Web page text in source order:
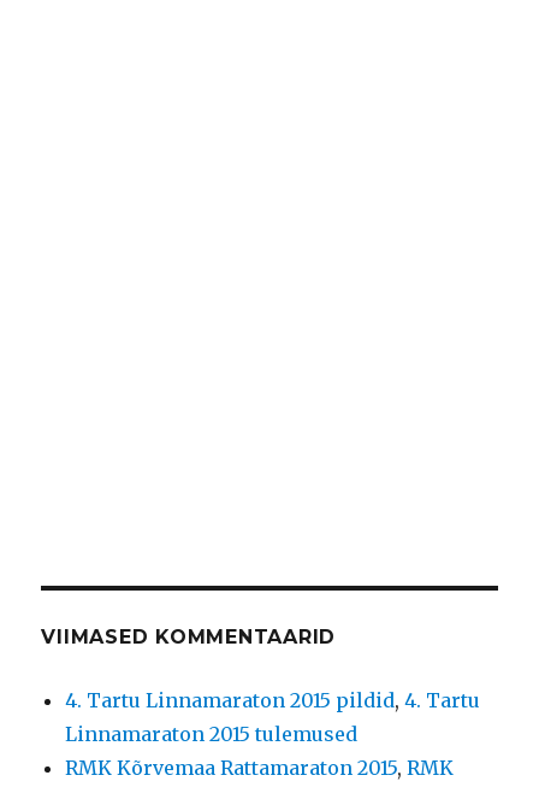
VIIMASED KOMMENTAARID
4. Tartu Linnamaraton 2015 pildid,4. Tartu
Linnamaraton 2015 tulemused
RMK Kõrvemaa Rattamaraton 2015,RMK